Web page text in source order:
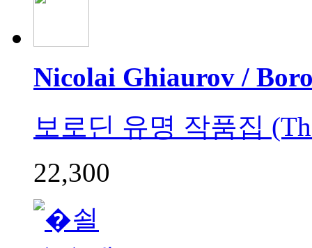
Nicolai Ghiaurov /
보로딘 유명 작품집
22,300